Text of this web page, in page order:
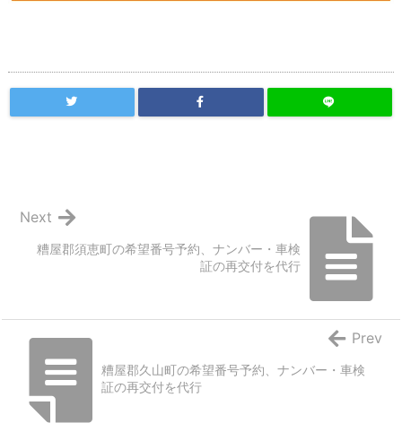
糟屋郡須恵町の希望番号予約、ナンバー・車検
証の再交付を代行
Next
糟屋郡久山町の希望番号予約、ナンバー・車検
証の再交付を代行
Prev